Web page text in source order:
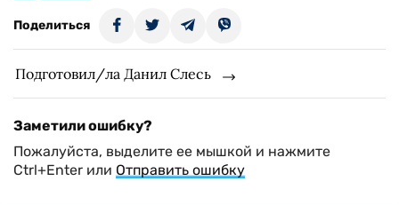
Поделиться
Подготовил/ла Данил Слесь
Заметили ошибку?
Пожалуйста, выделите ее мышкой и нажмите
Ctrl+Enter или Отправить ошибку